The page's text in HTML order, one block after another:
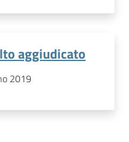
aggiudicato
2019